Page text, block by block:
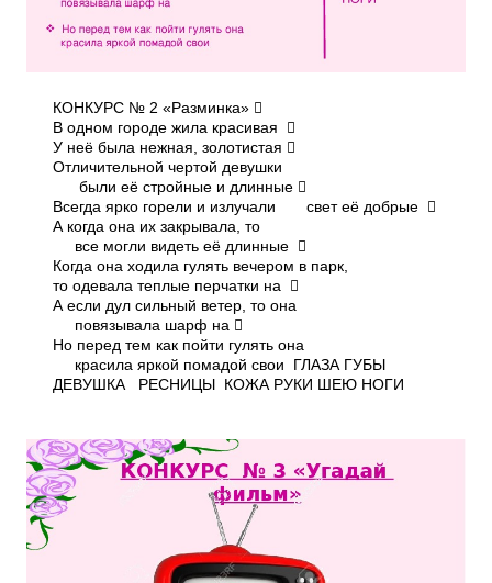
КОНКУРС № 2 «Разминка» 
В одном городе жила красивая 
У неё была нежная, золотистая 
Отличительной чертой девушки
были её стройные и длинные 
Всегда ярко горели и излучали свет её добрые 
А когда она их закрывала, то
все могли видеть её длинные 
Когда она ходила гулять вечером в парк,
то одевала теплые перчатки на 
А если дул сильный ветер, то она
повязывала шарф на 
Но перед тем как пойти гулять она
красила яркой помадой свои ГЛАЗА ГУБЫ
ДЕВУШКА РЕСНИЦЫ КОЖА РУКИ ШЕЮ НОГИ